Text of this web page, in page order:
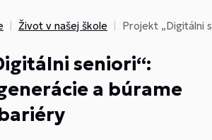
Život v našej škole Projekt „Digitálni
seniori“:
a búrame